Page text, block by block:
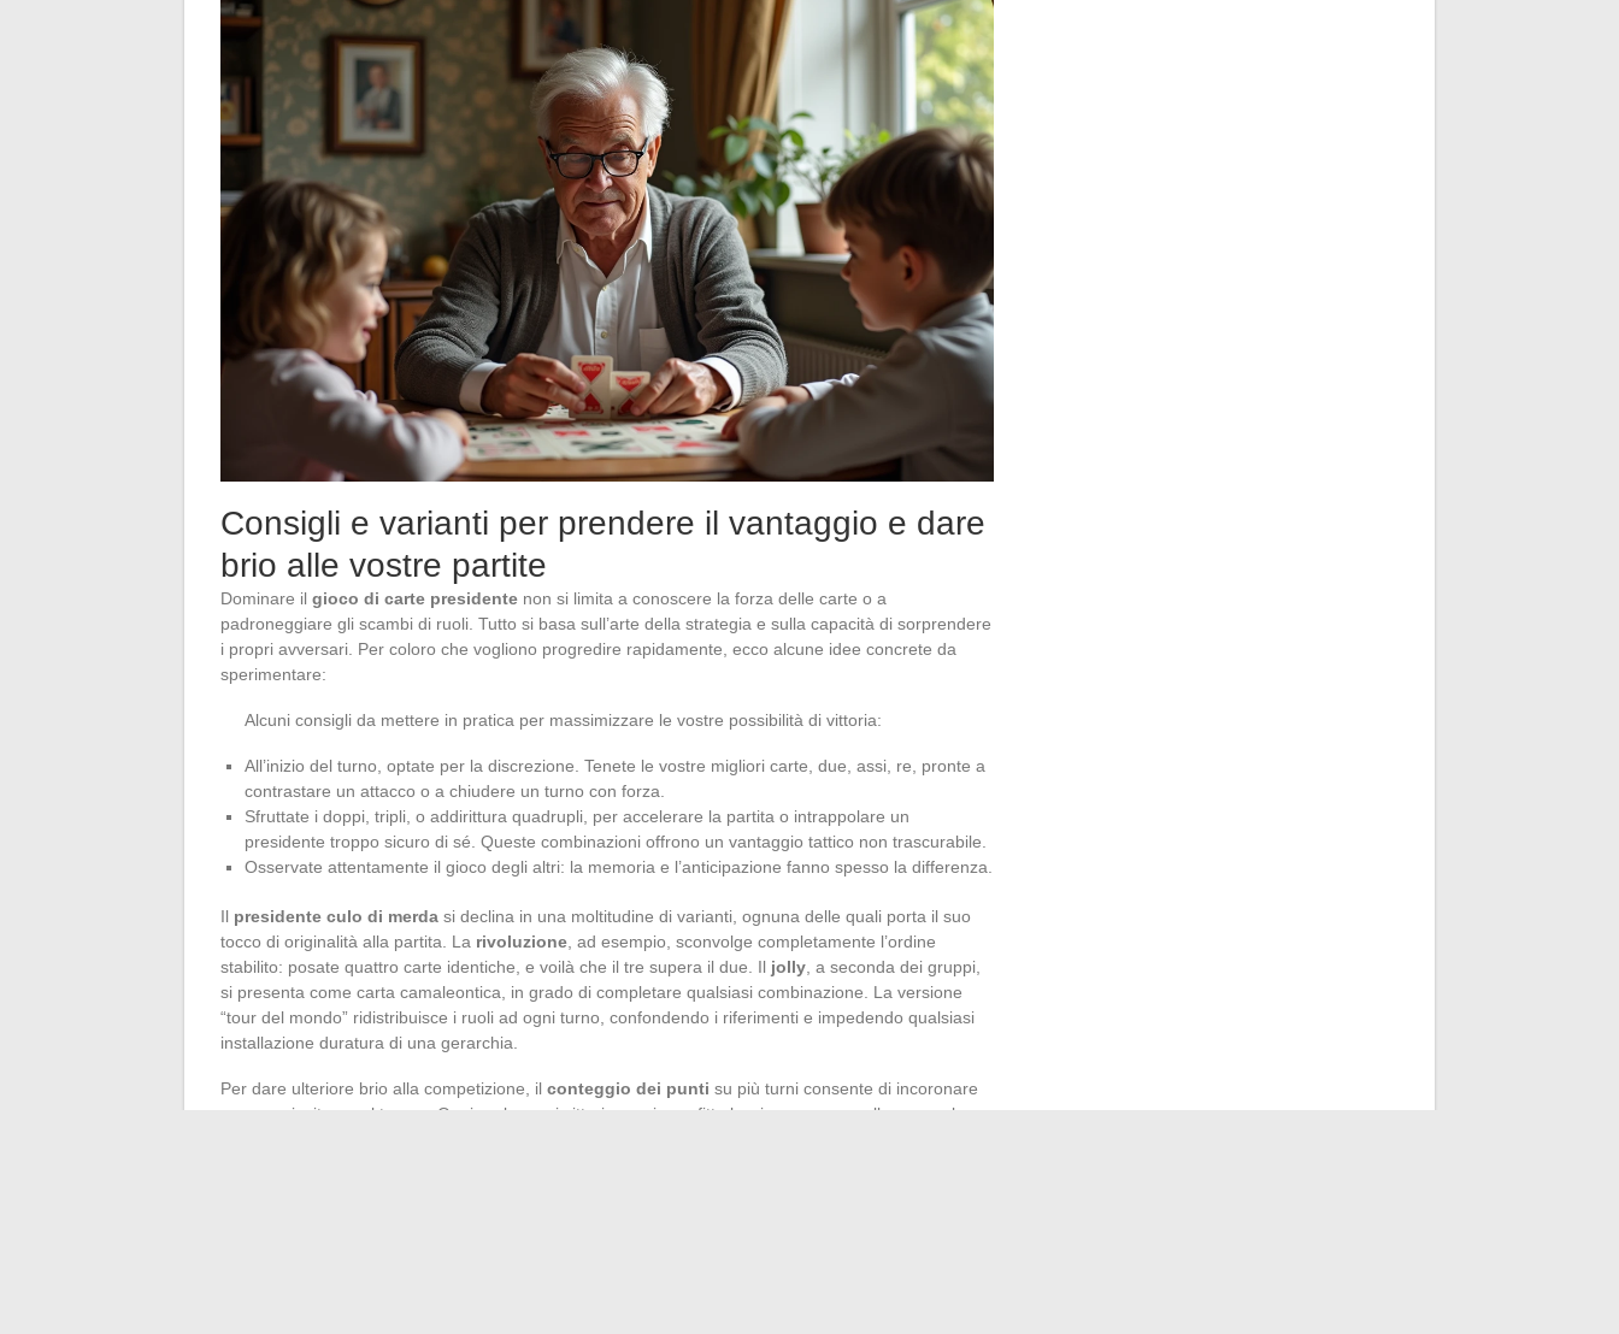
Consigli e varianti per prendere il vantaggio e dare
brio alle vostre partite
Dominare il gioco di carte presidente non si limita a conoscere la forza delle carte o a
padroneggiare gli scambi di ruoli. Tutto si basa sull’arte della strategia e sulla capacità di sorprendere
i propri avversari. Per coloro che vogliono progredire rapidamente, ecco alcune idee concrete da
sperimentare:
Alcuni consigli da mettere in pratica per massimizzare le vostre possibilità di vittoria:
All’inizio del turno, optate per la discrezione. Tenete le vostre migliori carte, due, assi, re, pronte a
contrastare un attacco o a chiudere un turno con forza.
Sfruttate i doppi, tripli, o addirittura quadrupli, per accelerare la partita o intrappolare un
presidente troppo sicuro di sé. Queste combinazioni offrono un vantaggio tattico non trascurabile.
Osservate attentamente il gioco degli altri: la memoria e l’anticipazione fanno spesso la differenza.
Il presidente culo di merda si declina in una moltitudine di varianti, ognuna delle quali porta il suo
tocco di originalità alla partita. La rivoluzione , ad esempio, sconvolge completamente l’ordine
stabilito: posate quattro carte identiche, e voilà che il tre supera il due. Il jolly , a seconda dei gruppi,
si presenta come carta camaleontica, in grado di completare qualsiasi combinazione. La versione
“tour del mondo” ridistribuisce i ruoli ad ogni turno, confondendo i riferimenti e impedendo qualsiasi
installazione duratura di una gerarchia.
Per dare ulteriore brio alla competizione, il conteggio dei punti su più turni consente di incoronare
un vero vincitore nel tempo. Ogni ruolo, ogni vittoria, ogni sconfitta lascia un segno nella corsa al